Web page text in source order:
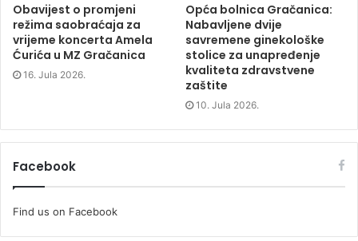
Obavijest o promjeni
režima saobraćaja za
vrijeme koncerta Amela
Ćurića u MZ Gračanica
16. Jula 2026.
Opća bolnica Gračanica:
Nabavljene dvije
savremene ginekološke
stolice za unapređenje
kvaliteta zdravstvene
zaštite
10. Jula 2026.
Facebook
Find us on Facebook